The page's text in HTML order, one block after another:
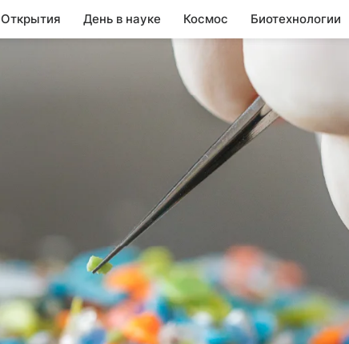
Открытия День в науке Космос Биотехнологии